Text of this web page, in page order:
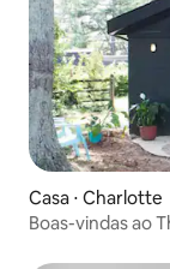
Casa ⋅ Charlotte
Boas-vindas ao